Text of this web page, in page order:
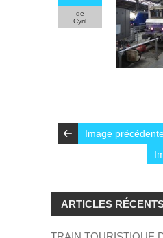
de
Cyril
Image
ARTICLES